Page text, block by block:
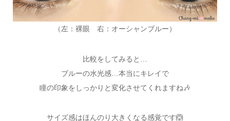
（左：裸眼 右：オーシャンブルー）
比較をしてみると…
ブルーの水光感…本当にキレイで
瞳の印象をしっかりと変化させてくれますね🎶
サイズ感はほんのり大きくなる感覚です🙆